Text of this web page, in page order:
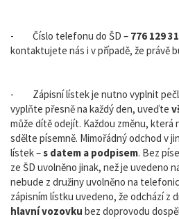
- Číslo telefonu do ŠD – 776 129
kontaktujete nás i v případě, že
- Zápisní lístek je nutno vyplnit
vyplňte přesně na každý den, uveďte
může dítě odejít. Každou změnu, která
sdělte písemně. Mimořádný odchod v
lístek –s datem a podpisem. Bez
ze ŠD uvolněno jinak, než je uvedeno
nebude z družiny uvolněno na
zápisním lístku uvedeno, že odchází z
hlavní vozovku bez doprovodu